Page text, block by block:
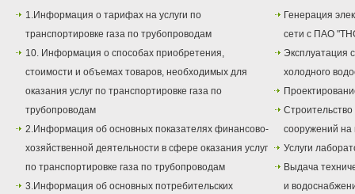
1.Информация о тарифах на услуги по
транспортировке газа по трубопроводам
10. Информация о способах приобретения,
стоимости и объемах товаров, необходимых для
оказания услуг по транспортировке газа по
трубопроводам
2.Информация об основных показателях финансово-
хозяйственной деятельности в сфере оказания услуг
по транспортировке газа по трубопроводам
3.Информация об основных потребительских
Генерация
сети с ПАО
Эксплуатация
холодного
сооружений на
Услуги
Выдача
и